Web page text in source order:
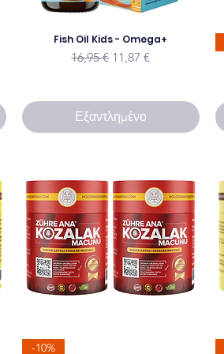
Fish Oil Kids - Omega+
Κανονική τιμή
16,95 € Τιμή Έκπτωσης
11,87 €
Εξαντλημένο
-10%